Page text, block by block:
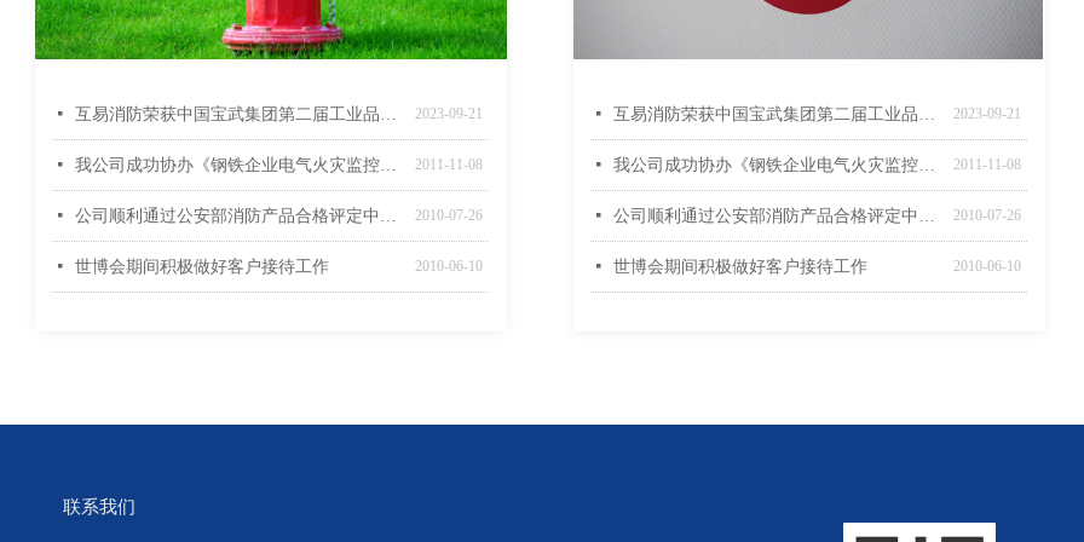
2023-09-21
넷 互易消防荣获中国宝武集团第二届工业品供应链生态伙伴大会22年度成本优胜奖
2011-11-08
넷 我公司成功协办《钢铁企业电气火灾监控系统设计规范》审查定稿工作会议
2010-07-26
넷 公司顺利通过公安部消防产品合格评定中心质量管理体系监督审核
2010-06-10
넷 世博会期间积极做好客户接待工作
2023-09-21
넷 互易消防荣获中国宝武集团第二届工业品供应链生态伙伴大会22年度成本优胜奖
2011-11-08
넷 我公司成功协办《钢铁企业电气火灾监控系统设计规范》审查定稿工作会议
2010-07-26
넷 公司顺利通过公安部消防产品合格评定中心质量管理体系监督审核
2010-06-10
넷 世博会期间积极做好客户接待工作
联系我们